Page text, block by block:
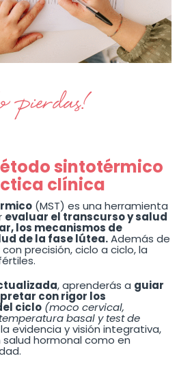
sintotérmico
clínica
(MST) es una herramienta
evaluar el transcurso y salud
los mecanismos de
de la fase lútea.Además de
precisión, ciclo a ciclo, la
, aprenderás a guiar
con rigor los
ciclo (moco cervical,
basal y test de
evidencia y visión integrativa,
hormonal como en